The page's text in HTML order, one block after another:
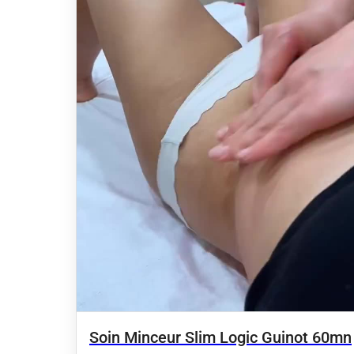
Soin Minceur Slim Logic Guinot 60mn